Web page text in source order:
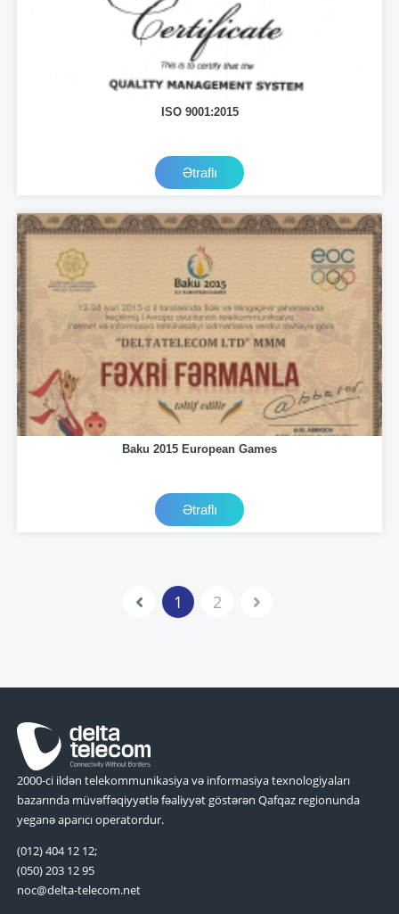
ISO 9001:2015
Ətraflı
Baku 2015 European Games
Ətraflı
1 2
2000-ci ildən telekommunikasiya və informasiya texnologiyaları
bazarında müvəffəqiyyətlə fəaliyyət göstərən Qafqaz regionunda
yeganə aparıcı operatordur.
(012) 404 12 12;
(050) 203 12 95
noc@delta-telecom.net